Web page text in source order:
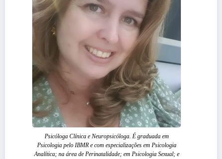
Psicóloga Clínica e Neuropsicóloga. É graduada em
Psicologia pelo IBMR e com especializações em Psicologia
Analítica; na área de Perinatalidade; em Psicologia Sexual; e